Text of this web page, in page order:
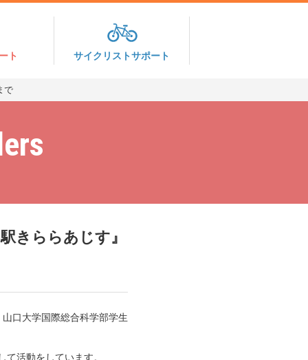
ト サイクリストサポート
で
きららあじす』
口大学国際総合科学部学生
活動をしています。